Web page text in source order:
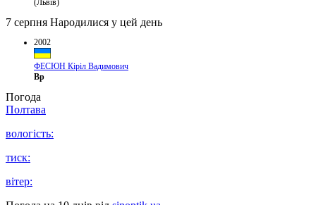
(Львів)
7 серпня Народилися у цей день
2002
ФЕСЮН Кіріл Вадимович
Вр
Погода
Полтава
вологість:
тиск:
вітер: